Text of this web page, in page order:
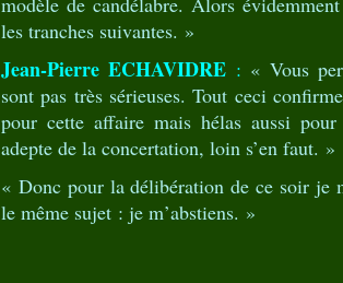
les tranches suivantes. »
Jean-Pierre ECHAVIDRE : « Vous
sont pas très sérieuses. Tout ceci
pour cette affaire mais hélas aussi pour
adepte de la concertation, loin s’en faut. »
« Donc pour la délibération de ce soir je
le même sujet : je m’abstiens. »